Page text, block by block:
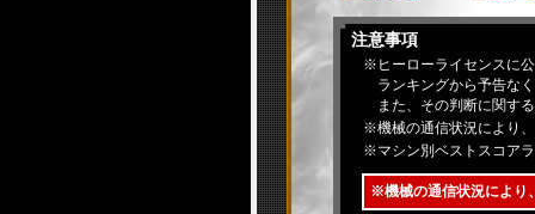
注意事項
※ヒーローライセンスに
ランキングから予告な
また、その判断に関す
※機械の通信状況により
※マシン別ベストスコア
※機械の通信状況により